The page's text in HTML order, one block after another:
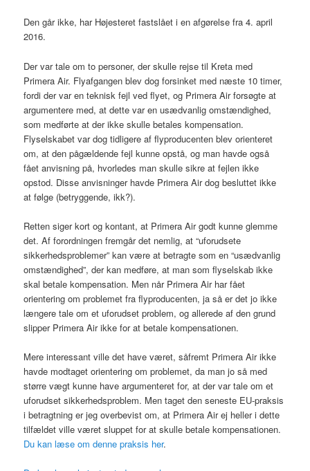
Den går ikke, har Højesteret fastslået i en afgørelse fra 4. april
2016.
Der var tale om to personer, der skulle rejse til Kreta med
Primera Air. Flyafgangen blev dog forsinket med næste 10 timer,
fordi der var en teknisk fejl ved flyet, og Primera Air forsøgte at
argumentere med, at dette var en usædvanlig omstændighed,
som medførte at der ikke skulle betales kompensation.
Flyselskabet var dog tidligere af flyproducenten blev orienteret
om, at den pågældende fejl kunne opstå, og man havde også
fået anvisning på, hvorledes man skulle sikre at fejlen ikke
opstod. Disse anvisninger havde Primera Air dog besluttet ikke
at følge (betryggende, ikk?).
Retten siger kort og kontant, at Primera Air godt kunne glemme
det. Af forordningen fremgår det nemlig, at “uforudsete
sikkerhedsproblemer” kan være at betragte som en “usædvanlig
omstændighed”, der kan medføre, at man som flyselskab ikke
skal betale kompensation. Men når Primera Air har fået
orientering om problemet fra flyproducenten, ja så er det jo ikke
længere tale om et uforudset problem, og allerede af den grund
slipper Primera Air ikke for at betale kompensationen.
Mere interessant ville det have været, såfremt Primera Air ikke
havde modtaget orientering om problemet, da man jo så med
større vægt kunne have argumenteret for, at der var tale om et
uforudset sikkerhedsproblem. Men taget den seneste EU-praksis
i betragtning er jeg overbevist om, at Primera Air ej heller i dette
tilfældet ville været sluppet for at skulle betale kompensationen.
Du kan læse om denne praksis her.